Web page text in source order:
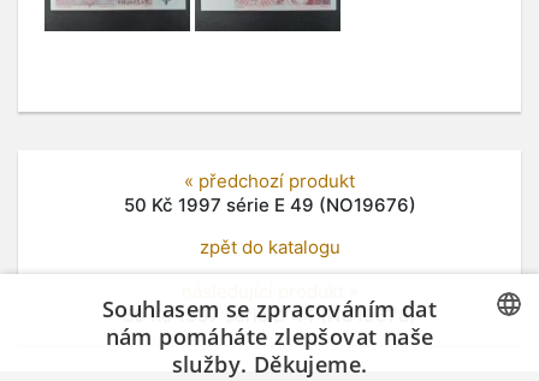
« předchozí produkt
50 Kč 1997 série E 49 (NO19676)
zpět do katalogu
50 Kč 1997 série D 44 (NO19678)
Souhlasem se zpracováním dat
nám pomáháte zlepšovat naše
služby. Děkujeme.